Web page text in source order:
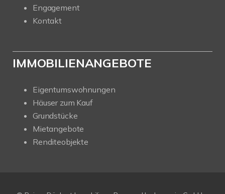
Engagement
Kontakt
IMMOBILIENANGEBOTE
Eigentumswohnungen
Häuser zum Kauf
Grundstücke
Mietangebote
Renditeobjekte